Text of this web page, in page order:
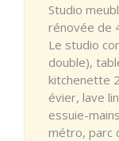
Studio
rénovée de
Le studio
double),
kitchenette
évier, lave
essuie-
métro, parc